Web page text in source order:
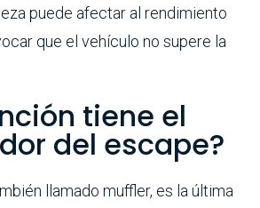
puede afectar al rendimiento
que el vehículo no supere la
tiene el
del escape?
llamado muffler, es la última